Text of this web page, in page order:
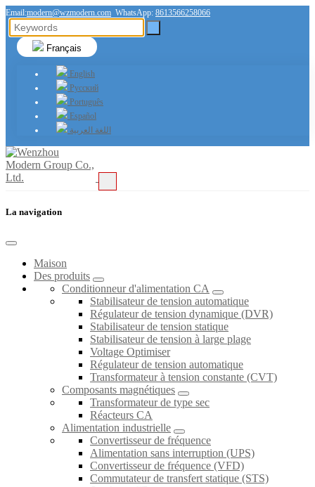
Email:modern@wzmodern.com WhatsApp: 8613566258066
Français
English
Русский
Português
Español
اللغة العربية
La navigation
Maison
Des produits
Conditionneur d'alimentation CA
Stabilisateur de tension automatique
Régulateur de tension dynamique (DVR)
Stabilisateur de tension statique
Stabilisateur de tension à large plage
Voltage Optimiser
Régulateur de tension automatique
Transformateur à tension constante (CVT)
Composants magnétiques
Transformateur de type sec
Réacteurs CA
Alimentation industrielle
Convertisseur de fréquence
Alimentation sans interruption (UPS)
Convertisseur de fréquence (VFD)
Commutateur de transfert statique (STS)